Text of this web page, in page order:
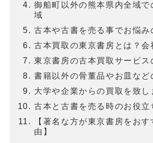
御船町以外の熊本県内全域で
域
古本や古書を売る事でお悩み
古本買取の東京書房とは？会
東京書房の古本買取サービス
書籍以外の骨董品やお皿など
大学や企業からの買取を致し
古本と古書を売る時のお役立
【著名な方が東京書房をおす
由】